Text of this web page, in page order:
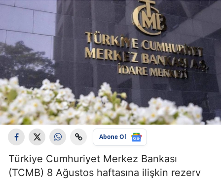
Abone Ol
Türkiye Cumhuriyet Merkez Bankası
(TCMB) 8 Ağustos haftasına ilişkin rezerv